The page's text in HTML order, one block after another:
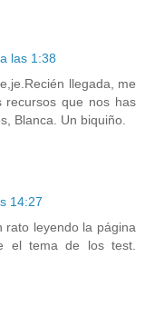
las 1:38
llegada, me
recursos que nos has
Blanca. Un biquiño.
14:27
rato leyendo la página
el tema de los test.